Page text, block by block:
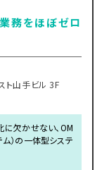
務をほぼゼロ
ト山手ビル 3F
に欠かせない、OM
ム）の一体型システ